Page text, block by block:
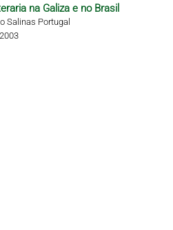
na Galiza e no Brasil
Salinas Portugal